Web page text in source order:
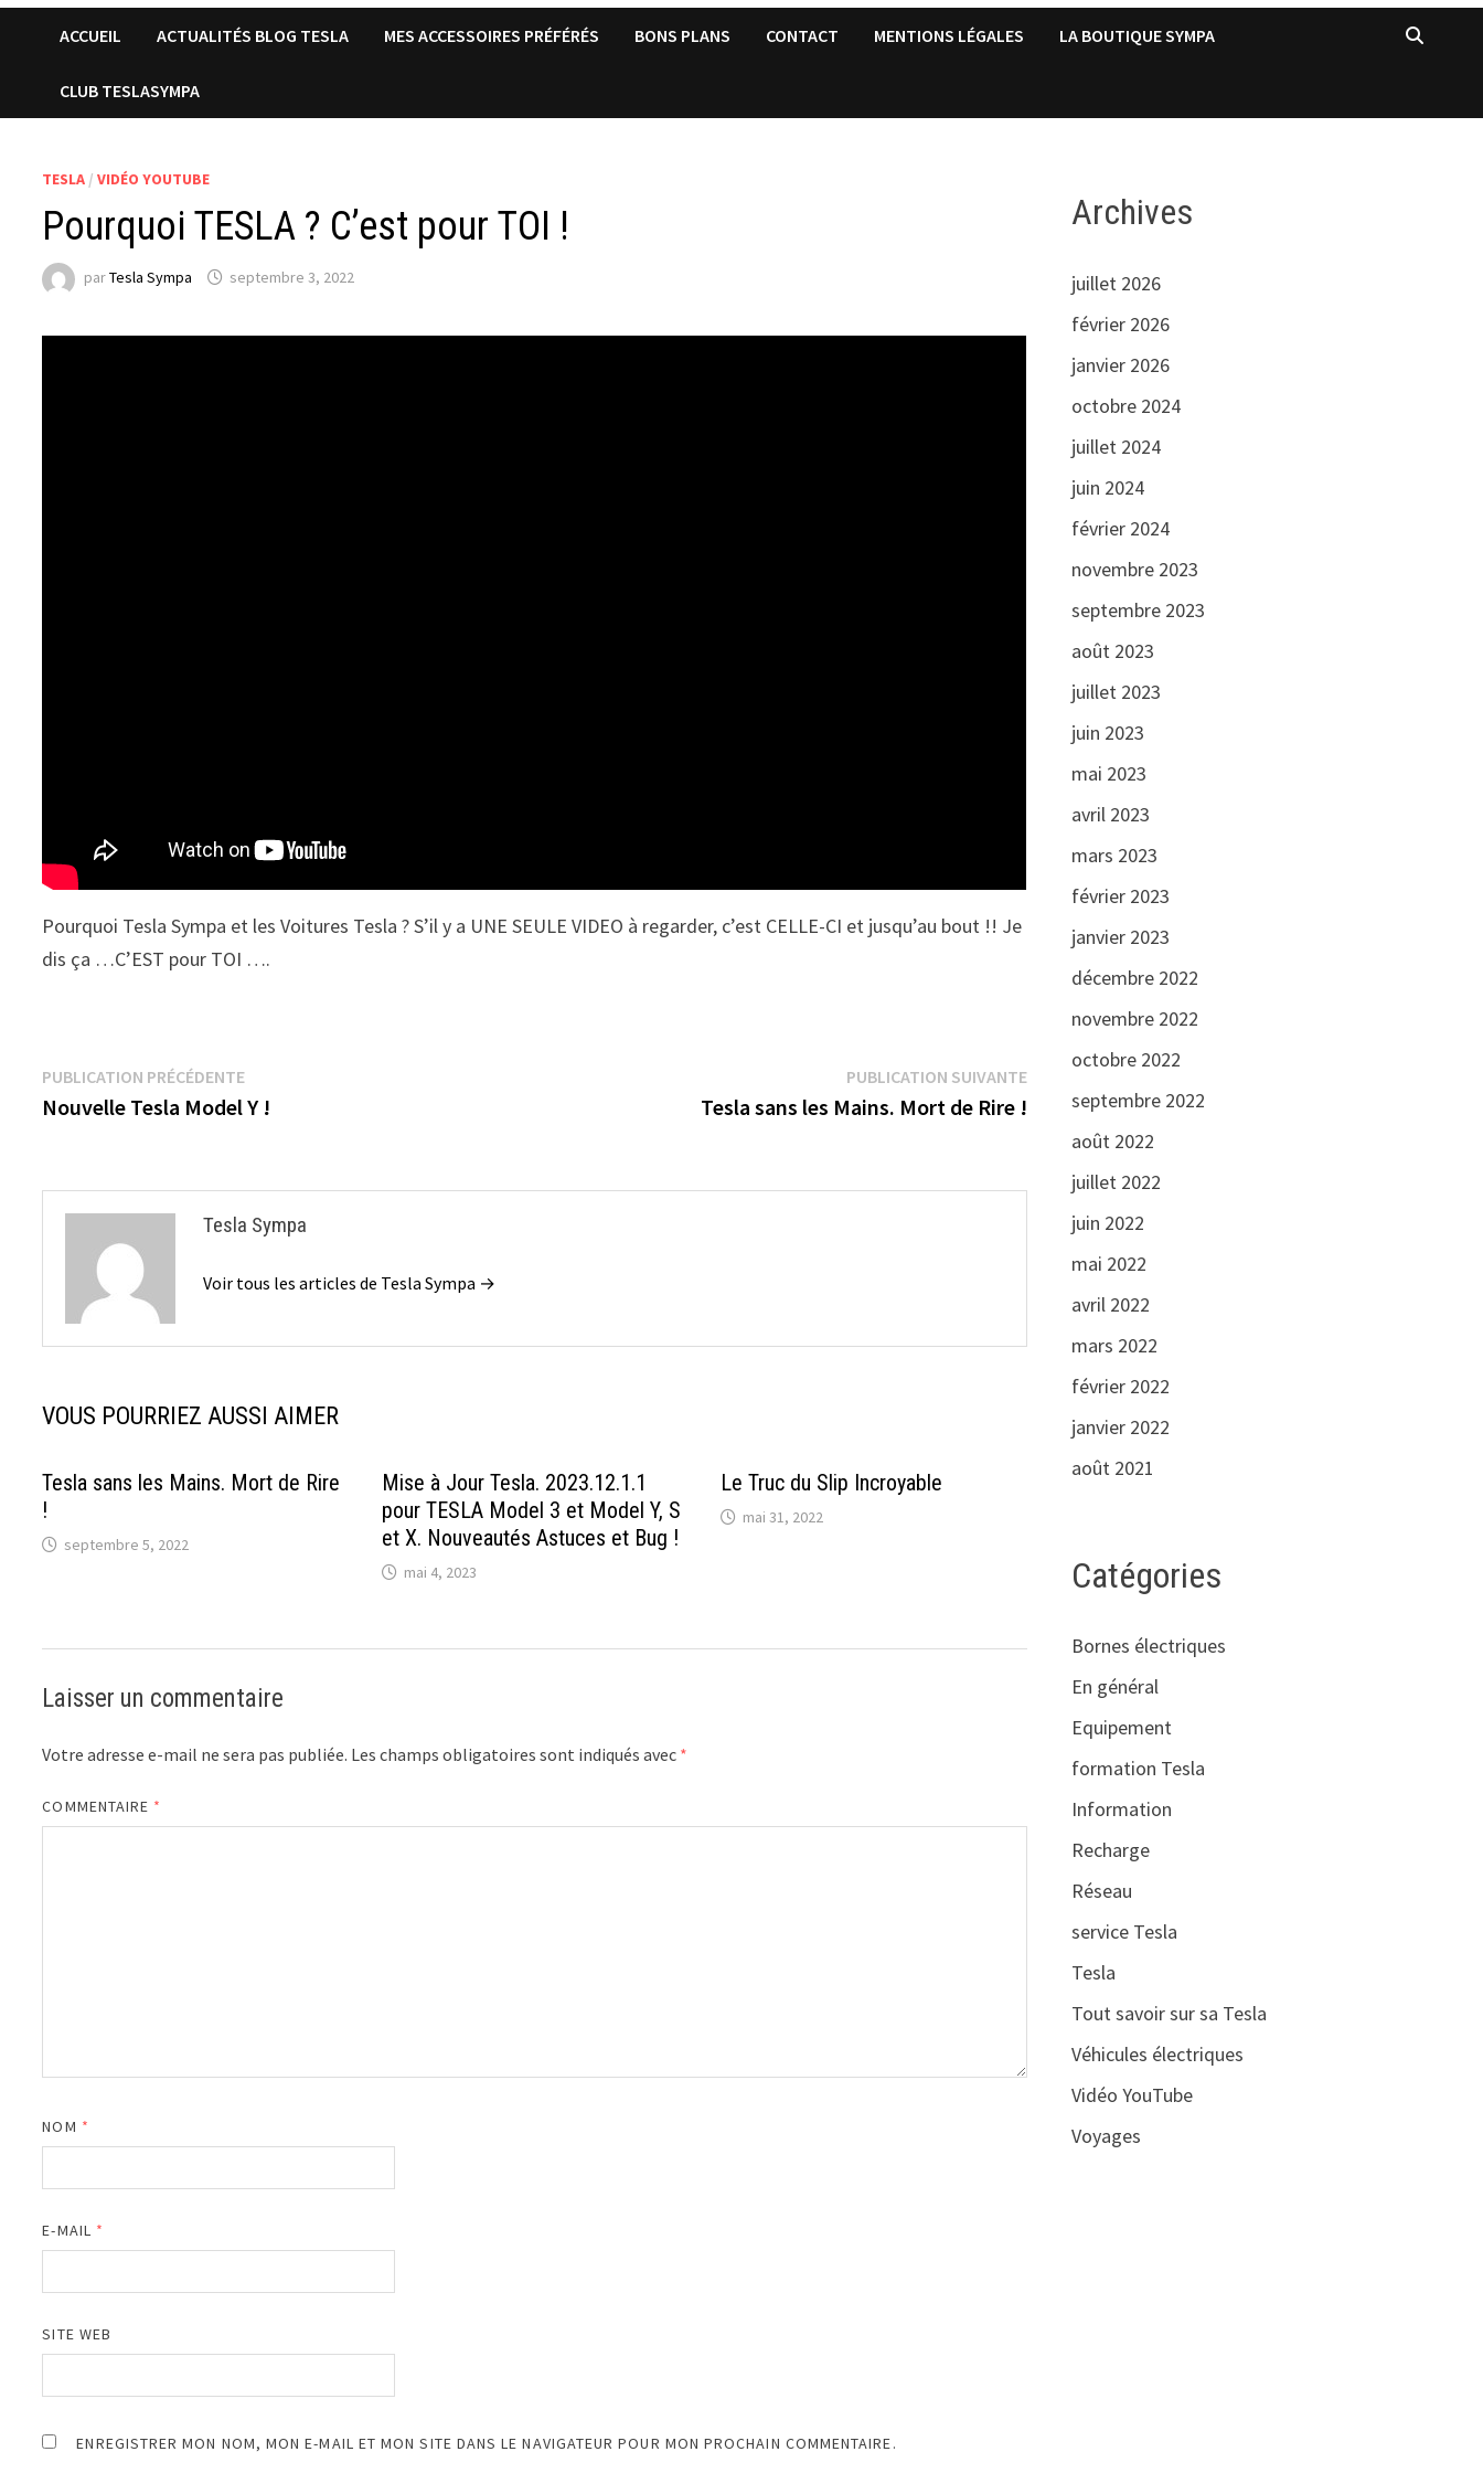
ACCUEIL ACTUALITÉS BLOG TESLA MES ACCESSOIRES PRÉFÉRÉS BONS PLANS CONTACT MENTIONS LÉGALES LA BOUTIQUE SYMPA
CLUB TESLASYMPA
TESLA /VIDÉO YOUTUBE
Pourquoi TESLA ? C’est pour TOI !
parTesla Sympa septembre 3, 2022
Pourquoi Tesla Sympa et les Voitures Tesla ? S’il y a UNE SEULE VIDEO à regarder, c’est CELLE-CI et jusqu’au bout !! Je
dis ça …C’EST pour TOI ….
Navigation
de
PUBLICATION PRÉCÉDENTEPublication
précédente :
Nouvelle Tesla Model Y !
PUBLICATION SUIVANTEPublication
suivante :
Tesla sans les Mains. Mort de Rire !
Tesla Sympa
Voir tous les articles de Tesla Sympa →
VOUS POURRIEZ AUSSI AIMER
Tesla sans les Mains. Mort de Rire
!
septembre 5, 2022
Mise à Jour Tesla. 2023.12.1.1
pour TESLA Model 3 et Model Y, S
et X. Nouveautés Astuces et Bug !
mai 4, 2023
Le Truc du Slip Incroyable
mai 31, 2022
Laisser un commentaire
Votre adresse e-mail ne sera pas publiée. Les champs obligatoires sont indiqués avec *
COMMENTAIRE *
NOM *
E-MAIL *
SITE WEB
ENREGISTRER MON NOM, MON E-MAIL ET MON SITE DANS LE NAVIGATEUR POUR MON PROCHAIN COMMENTAIRE.
Archives
juillet 2026
février 2026
janvier 2026
octobre 2024
juillet 2024
juin 2024
février 2024
novembre 2023
septembre 2023
août 2023
juillet 2023
juin 2023
mai 2023
avril 2023
mars 2023
février 2023
janvier 2023
décembre 2022
novembre 2022
octobre 2022
septembre 2022
août 2022
juillet 2022
juin 2022
mai 2022
avril 2022
mars 2022
février 2022
janvier 2022
août 2021
Catégories
Bornes électriques
En général
Equipement
formation Tesla
Information
Recharge
Réseau
service Tesla
Tesla
Tout savoir sur sa Tesla
Véhicules électriques
Vidéo YouTube
Voyages